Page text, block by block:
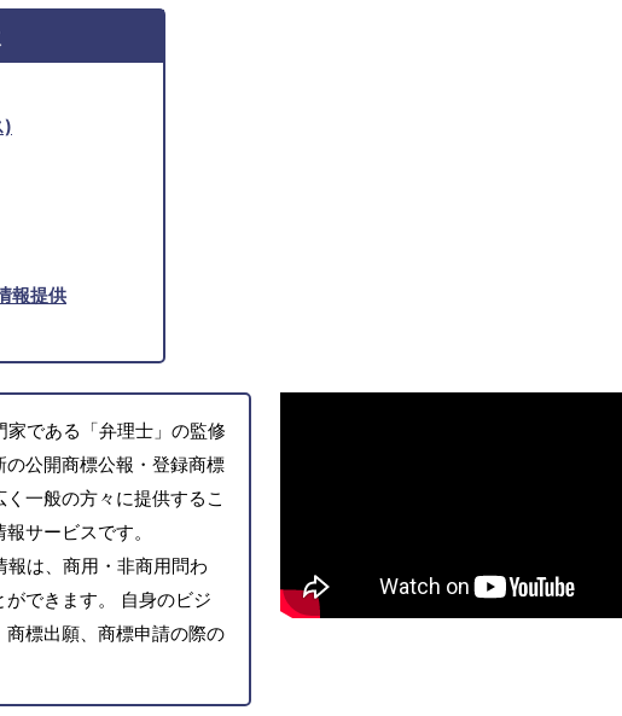
)
報提供
である「弁理士」の監修
公開商標公報・登録商標
一般の方々に提供するこ
サービスです。
は、商用・非商用問わ
できます。 自身のビジ
標出願、商標申請の際の